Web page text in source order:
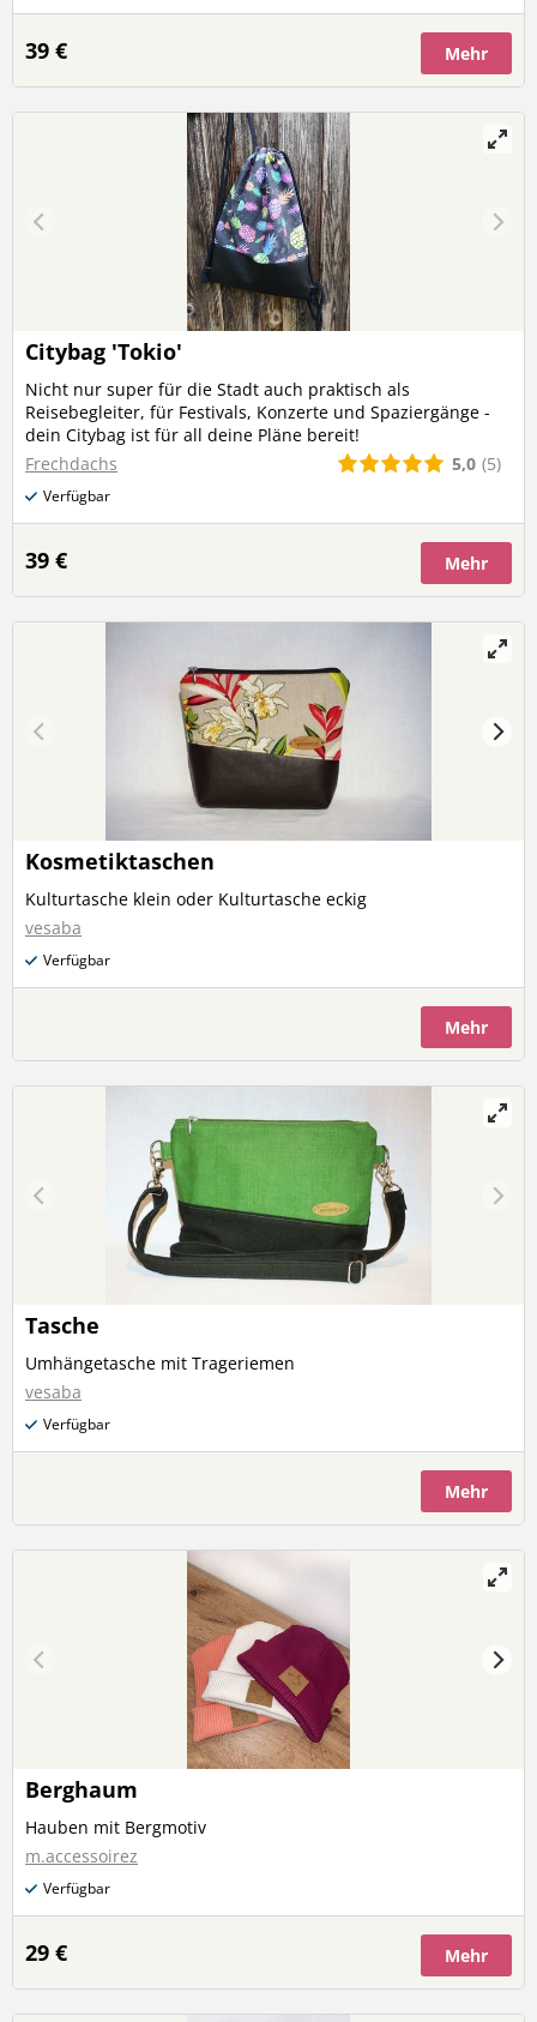
39 € Mehr
Citybag 'Tokio'
Nicht nur super für die Stadt auch praktisch als
Reisebegleiter, für Festivals, Konzerte und Spaziergänge -
dein Citybag ist für all deine Pläne bereit!
Frechdachs
5,0 (5)
Verfügbar
39 € Mehr
Kosmetiktaschen
Kulturtasche klein oder Kulturtasche eckig
vesaba
Verfügbar
Mehr
Tasche
Umhängetasche mit Trageriemen
vesaba
Verfügbar
Mehr
Berghaum
Hauben mit Bergmotiv
m.accessoirez
Verfügbar
29 € Mehr